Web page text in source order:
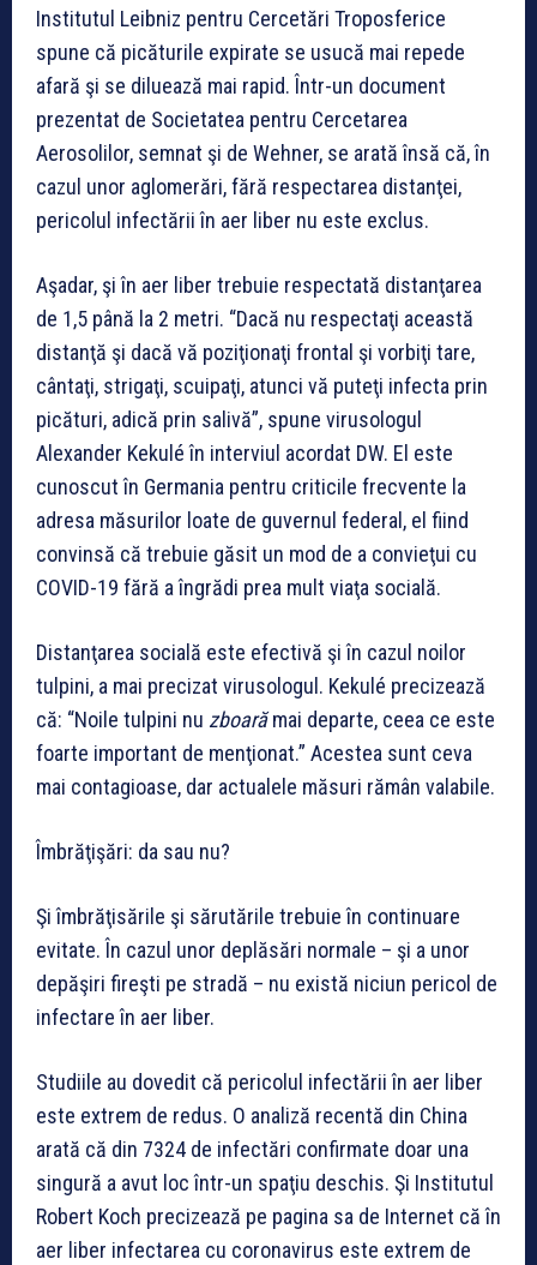
Institutul Leibniz pentru Cercetări Troposferice
spune că picăturile expirate se usucă mai repede
afară şi se diluează mai rapid. Într-un document
prezentat de Societatea pentru Cercetarea
Aerosolilor, semnat şi de Wehner, se arată însă că, în
cazul unor aglomerări, fără respectarea distanţei,
pericolul infectării în aer liber nu este exclus.
Aşadar, şi în aer liber trebuie respectată distanţarea
de 1,5 până la 2 metri. “Dacă nu respectaţi această
distanţă şi dacă vă poziţionaţi frontal şi vorbiţi tare,
cântaţi, strigaţi, scuipaţi, atunci vă puteţi infecta prin
picături, adică prin salivă”, spune virusologul
Alexander Kekulé în interviul acordat DW. El este
cunoscut în Germania pentru criticile frecvente la
adresa măsurilor loate de guvernul federal, el fiind
convinsă că trebuie găsit un mod de a convieţui cu
COVID-19 fără a îngrădi prea mult viaţa socială.
Distanţarea socială este efectivă şi în cazul noilor
tulpini, a mai precizat virusologul. Kekulé precizează
că: “Noile tulpini nu zboarămai departe, ceea ce este
foarte important de menţionat.” Acestea sunt ceva
mai contagioase, dar actualele măsuri rămân valabile.
Îmbrăţişări: da sau nu?
Şi îmbrăţisările şi sărutările trebuie în continuare
evitate. În cazul unor deplăsări normale – şi a unor
depăşiri fireşti pe stradă – nu există niciun pericol de
infectare în aer liber.
Studiile au dovedit că pericolul infectării în aer liber
este extrem de redus. O analiză recentă din China
arată că din 7324 de infectări confirmate doar una
singură a avut loc într-un spaţiu deschis. Şi Institutul
Robert Koch precizează pe pagina sa de Internet că în
aer liber infectarea cu coronavirus este extrem de